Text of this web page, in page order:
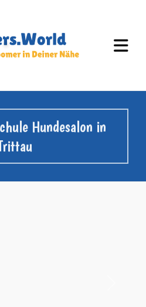
Hundesalon in